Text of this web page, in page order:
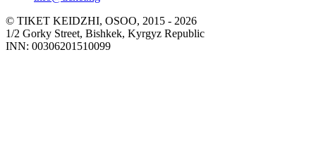
© TIKET KEIDZHI, OSOO, 2015 - 2026
1/2 Gorky Street, Bishkek, Kyrgyz Republic
INN: 00306201510099